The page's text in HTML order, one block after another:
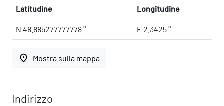
Latitudine Longitudine
N 48.885277777778 ° E 2.3425 °
place Mostra sulla mappa
Indirizzo